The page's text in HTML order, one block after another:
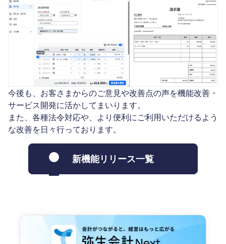
今後も、お客さまからのご意見や改善点の声を機能改善・
サービス開発に活かしてまいります。
また、各種法令対応や、より便利にご利用いただけるよう
な改善を日々行っております。
新機能リリース一覧